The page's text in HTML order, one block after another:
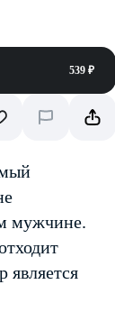
539 ₽
мужчине.